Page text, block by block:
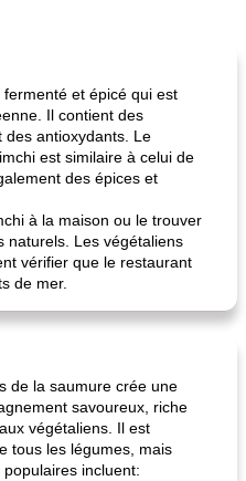
et épicé qui est
Il contient des
des antioxydants. Le
est similaire à celui de
des épices et
à la maison ou le trouver
naturels. Les végétaliens
vérifier que le restaurant
de mer.
de la saumure crée une
savoureux, riche
végétaliens. Il est
tous les légumes, mais
incluent: